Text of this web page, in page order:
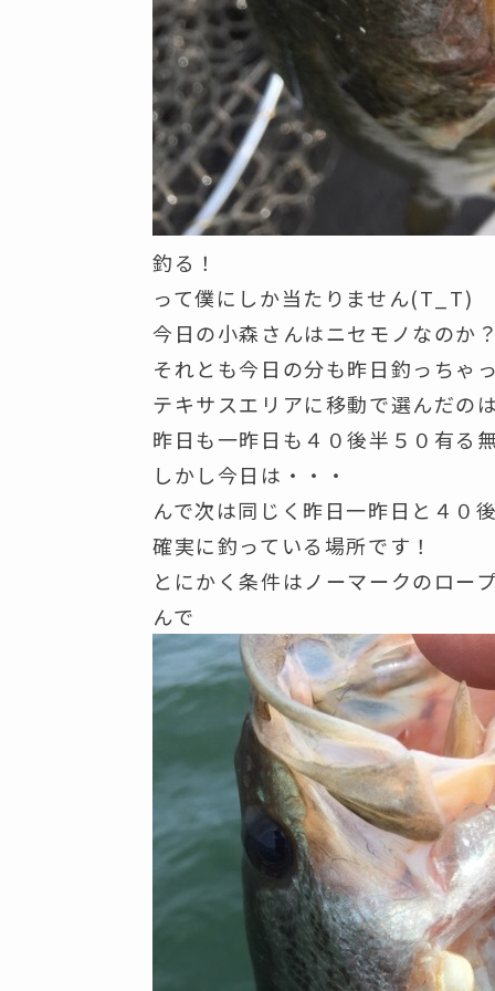
釣る！
って僕にしか当たりません(T_T)
今日の小森さんはニセモノなのか
それとも今日の分も昨日釣っちゃ
テキサスエリアに移動で選んだの
昨日も一昨日も４０後半５０有る
しかし今日は・・・
んで次は同じく昨日一昨日と４０
確実に釣っている場所です！
とにかく条件はノーマークのロー
んで